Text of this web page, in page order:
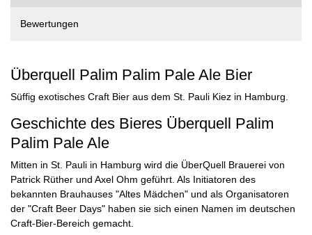
Bewertungen
Überquell Palim Palim Pale Ale Bier
Süffig exotisches Craft Bier aus dem St. Pauli Kiez in Hamburg.
Geschichte des Bieres Überquell Palim
Palim Pale Ale
Mitten in St. Pauli in Hamburg wird die ÜberQuell Brauerei von
Patrick Rüther und Axel Ohm geführt. Als Initiatoren des
bekannten Brauhauses "Altes Mädchen" und als Organisatoren
der "Craft Beer Days" haben sie sich einen Namen im deutschen
Craft-Bier-Bereich gemacht.